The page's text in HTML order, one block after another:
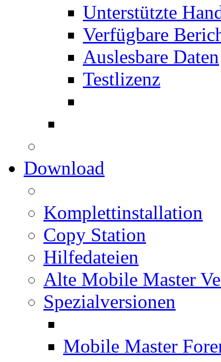
Unterstützte
Verfügbare
Auslesbare Daten
Testlizenz
Download
Komplettinstallation
Copy Station
Hilfedateien
Alte Mobile Master
Spezialversionen
Mobile Master